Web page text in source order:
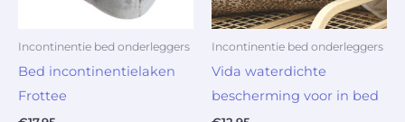
Incontinentie bed onderleggers
Bed incontinentielaken
Frottee
Incontinentie bed onderleggers
Vida waterdichte
bescherming voor in bed